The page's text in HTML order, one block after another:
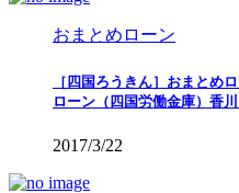
おまとめローン
［四国ろうきん］おまとめ
ローン（四国労働金庫）香
2017/3/22